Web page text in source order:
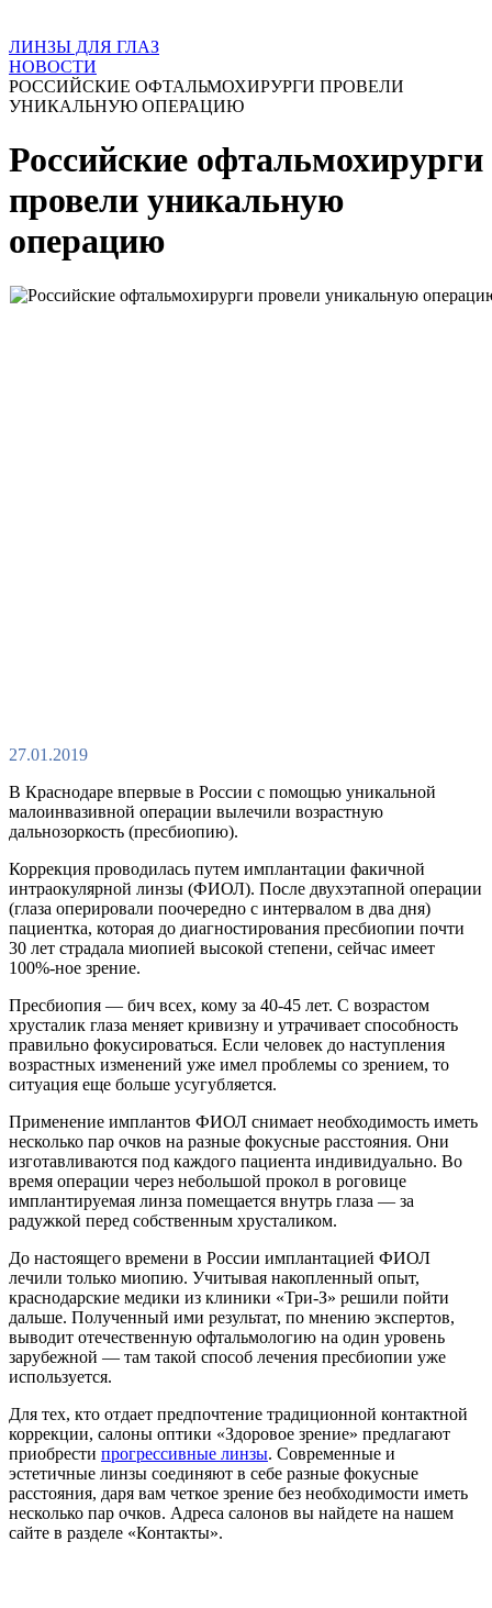
ЛИНЗЫ ДЛЯ ГЛАЗ
НОВОСТИ
РОССИЙСКИЕ ОФТАЛЬМОХИРУРГИ ПРОВЕЛИ
УНИКАЛЬНУЮ ОПЕРАЦИЮ
Российские офтальмохирурги
провели уникальную
операцию
27.01.2019
В Краснодаре впервые в России с помощью уникальной
малоинвазивной операции вылечили возрастную
дальнозоркость (пресбиопию).
Коррекция проводилась путем имплантации факичной
интраокулярной линзы (ФИОЛ). После двухэтапной операции
(глаза оперировали поочередно с интервалом в два дня)
пациентка, которая до диагностирования пресбиопии почти
30 лет страдала миопией высокой степени, сейчас имеет
100%-ное зрение.
Пресбиопия — бич всех, кому за 40-45 лет. С возрастом
хрусталик глаза меняет кривизну и утрачивает способность
правильно фокусироваться. Если человек до наступления
возрастных изменений уже имел проблемы со зрением, то
ситуация еще больше усугубляется.
Применение имплантов ФИОЛ снимает необходимость иметь
несколько пар очков на разные фокусные расстояния. Они
изготавливаются под каждого пациента индивидуально. Во
время операции через небольшой прокол в роговице
имплантируемая линза помещается внутрь глаза — за
радужкой перед собственным хрусталиком.
До настоящего времени в России имплантацией ФИОЛ
лечили только миопию. Учитывая накопленный опыт,
краснодарские медики из клиники «Три-З» решили пойти
дальше. Полученный ими результат, по мнению экспертов,
выводит отечественную офтальмологию на один уровень
зарубежной — там такой способ лечения пресбиопии уже
используется.
Для тех, кто отдает предпочтение традиционной контактной
коррекции, салоны оптики «Здоровое зрение» предлагают
приобрести прогрессивные линзы. Современные и
эстетичные линзы соединяют в себе разные фокусные
расстояния, даря вам четкое зрение без необходимости иметь
несколько пар очков. Адреса салонов вы найдете на нашем
сайте в разделе «Контакты».